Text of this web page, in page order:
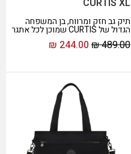
תיק גב חזק ומרווח, בן המשפחה
הגדול של CURTIS שמוכן לכל אתגר
₪489.00
₪ 244.00